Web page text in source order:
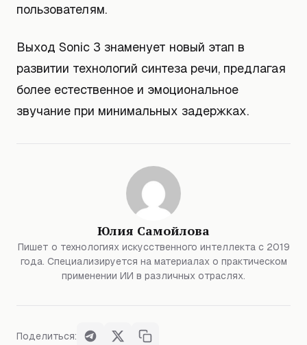
пользователям.
Выход Sonic 3 знаменует новый этап в
развитии технологий синтеза речи, предлагая
более естественное и эмоциональное
звучание при минимальных задержках.
Юлия Самойлова
Пишет о технологиях искусственного интеллекта с 2019
года. Специализируется на материалах о практическом
применении ИИ в различных отраслях.
Поделиться: